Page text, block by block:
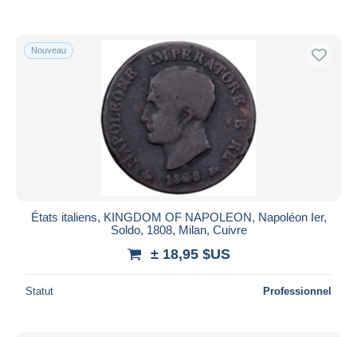
Nouveau
États italiens, KINGDOM OF NAPOLEON, Napoléon Ier,
Soldo, 1808, Milan, Cuivre
± 18,95 $US
Statut Professionnel